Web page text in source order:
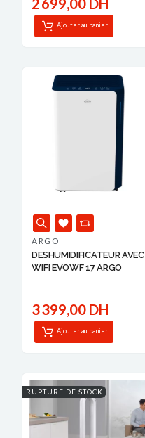
2 699,00 DH
Ajouter au panier
ARGO
DESHUMIDIFICATEUR AVEC
WIFI EVOWF 17 ARGO
3 399,00 DH
Ajouter au panier
RUPTURE DE STOCK